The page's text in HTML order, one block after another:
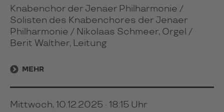
Knabenchor der Jenaer Philharmonie /
Solisten des Knabenchores der Jenaer
Philharmonie / Nikolaas Schmeer, Orgel /
Berit Walther, Leitung
MEHR
Mittwoch, 10.12.2025 · 18:15 Uhr